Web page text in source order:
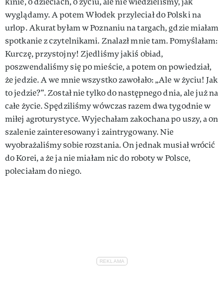
wyglądamy. A potem Włodek przyleciał do Polski na
urlop. Akurat byłam w Poznaniu na targach, gdzie miałam
spotkanie z czytelnikami. Znalazł mnie tam. Pomyślałam:
Kurczę, przystojny! Zjedliśmy jakiś obiad,
poszwendaliśmy się po mieście, a potem on powiedział,
że jedzie. A we mnie wszystko zawołało: „Ale w życiu! Jak
to jedzie?”. Został nie tylko do następnego dnia, ale już na
całe życie. Spędziliśmy wówczas razem dwa tygodnie w
miłej agroturystyce. Wyjechałam zakochana po uszy, a on
szalenie zainteresowany i zaintrygowany. Nie
wyobrażaliśmy sobie rozstania. On jednak musiał wrócić
do Korei, a że ja nie miałam nic do roboty w Polsce,
poleciałam do niego.